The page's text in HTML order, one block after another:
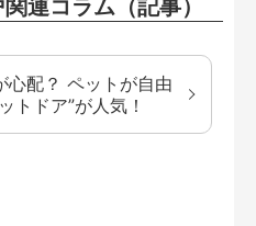
連コラム（記事）
心配？ ペットが自由
トドア”が人気！